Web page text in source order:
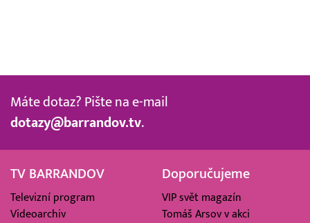
Máte dotaz? Pište na e-mail
dotazy@barrandov.tv.
TV BARRANDOV
Televizní program
Videoarchiv
Doporučujeme
VIP svět magazín
Tomáš Arsov v akci